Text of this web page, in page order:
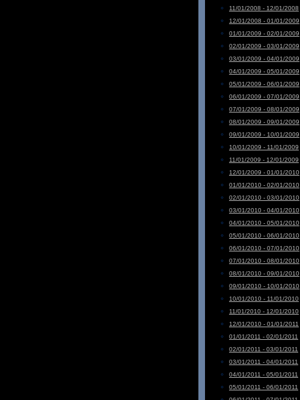
11/01/2008 - 12/01/2008
12/01/2008 - 01/01/2009
01/01/2009 - 02/01/2009
02/01/2009 - 03/01/2009
03/01/2009 - 04/01/2009
04/01/2009 - 05/01/2009
05/01/2009 - 06/01/2009
06/01/2009 - 07/01/2009
07/01/2009 - 08/01/2009
08/01/2009 - 09/01/2009
09/01/2009 - 10/01/2009
10/01/2009 - 11/01/2009
11/01/2009 - 12/01/2009
12/01/2009 - 01/01/2010
01/01/2010 - 02/01/2010
02/01/2010 - 03/01/2010
03/01/2010 - 04/01/2010
04/01/2010 - 05/01/2010
05/01/2010 - 06/01/2010
06/01/2010 - 07/01/2010
07/01/2010 - 08/01/2010
08/01/2010 - 09/01/2010
09/01/2010 - 10/01/2010
10/01/2010 - 11/01/2010
11/01/2010 - 12/01/2010
12/01/2010 - 01/01/2011
01/01/2011 - 02/01/2011
02/01/2011 - 03/01/2011
03/01/2011 - 04/01/2011
04/01/2011 - 05/01/2011
05/01/2011 - 06/01/2011